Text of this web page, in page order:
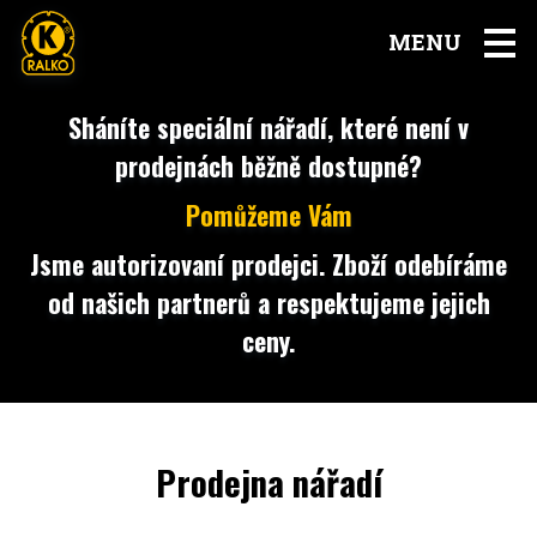
MENU
Sháníte speciální nářadí, které není v
prodejnách běžně dostupné?
Pomůžeme Vám
Jsme autorizovaní prodejci. Zboží odebíráme
od našich partnerů a respektujeme jejich
ceny.
Prodejna nářadí